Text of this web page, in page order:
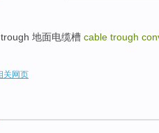
trough 地面电缆槽 cable trough
关网页